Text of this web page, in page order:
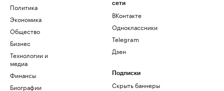
Политика
Экономика
Общество
Бизнес
Технологии и
медиа
Финансы
Биографии
сети
ВКонтакте
Одноклассники
Telegram
Дзен
Подписки
Скрыть баннеры